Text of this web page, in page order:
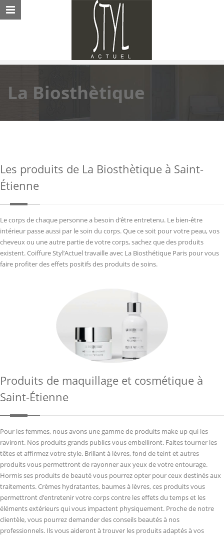
La Biosthètique
Les produits de La Biosthètique à Saint-
Étienne
Le corps de chaque personne a besoin d’être entretenu. Le bien-être
intérieur passe aussi par le soin du corps. Que ce soit pour votre peau, vos
cheveux ou une autre partie de votre corps, sachez que des produits
existent. Coiffure Styl’Actuel travaille avec La Biosthétique Paris pour vous
faire profiter des effets positifs des produits de soins.
Produits de maquillage et cosmétique à
Saint-Étienne
Pour les femmes, nous avons une gamme de produits make up qui les
raviront. Nos produits grands publics vous embelliront. Faites tourner les
têtes et affirmez votre style. Brillant à lèvres, fond de teint et autres
produits vous permettront de rayonner aux yeux de votre entourage.
Hormis ses produits de beauté vous pourrez opter pour ceux destinés aux
traitements. Crèmes hydratantes, baumes à lèvres, ces produits vous
permettront d’entretenir votre corps contre les effets du temps et les
éléments extérieurs qui vous impactent physiquement. Proche de notre
clientèle, vous pourrez demander des conseils beautés à nos
professionnels. Ils vous aideront à trouver les produits adaptés à vos